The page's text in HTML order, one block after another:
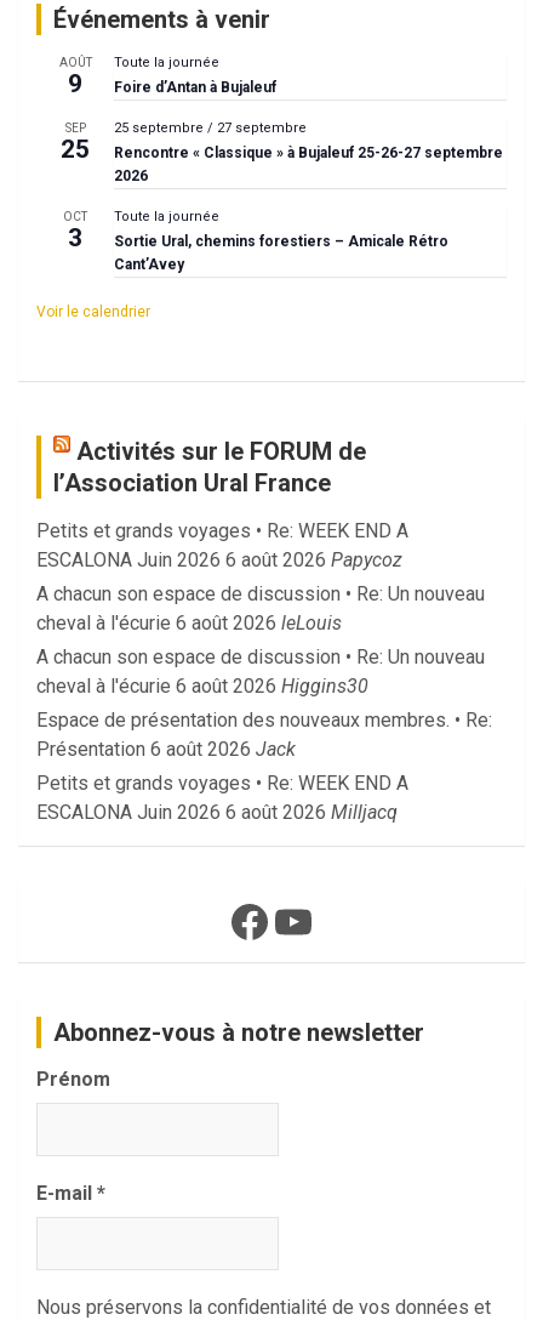
Événements à venir
AOÛT
9
Toute la journée
Foire d’Antan à Bujaleuf
SEP
25
25 septembre / 27 septembre
Rencontre « Classique » à Bujaleuf 25-26-27 septembre
2026
OCT
3
Toute la journée
Sortie Ural, chemins forestiers – Amicale Rétro
Cant’Avey
Voir le calendrier
Activités sur le FORUM de
l’Association Ural France
Petits et grands voyages • Re: WEEK END A
ESCALONA Juin 2026 6 août 2026 Papycoz
A chacun son espace de discussion • Re: Un nouveau
cheval à l'écurie 6 août 2026 leLouis
A chacun son espace de discussion • Re: Un nouveau
cheval à l'écurie 6 août 2026 Higgins30
Espace de présentation des nouveaux membres. • Re:
Présentation 6 août 2026 Jack
Petits et grands voyages • Re: WEEK END A
ESCALONA Juin 2026 6 août 2026 Milljacq
Facebook
YouTube
Abonnez-vous à notre newsletter
Prénom
E-mail *
Nous préservons la confidentialité de vos données et